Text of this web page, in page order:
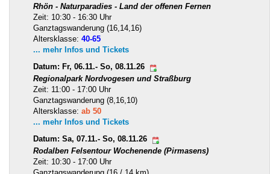
Rhön - Naturparadies - Land der offenen Fernen
Zeit: 10:30 - 16:30 Uhr
Ganztagswanderung (16,14,16)
Altersklasse: 40-65
... mehr Infos und Tickets
Datum: Fr, 06.11.- So, 08.11.26
Regionalpark Nordvogesen und Straßburg
Zeit: 11:00 - 17:00 Uhr
Ganztagswanderung (8,16,10)
Altersklasse: ab 50
... mehr Infos und Tickets
Datum: Sa, 07.11.- So, 08.11.26
Rodalben Felsentour Wochenende (Pirmasens)
Zeit: 10:30 - 17:00 Uhr